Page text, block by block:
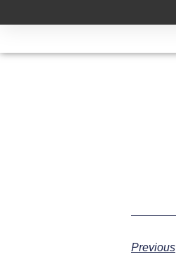
Previous